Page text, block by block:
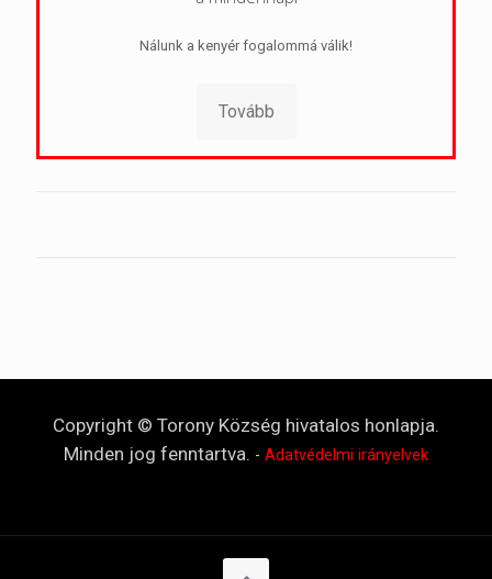
Nálunk a kenyér fogalommá válik!
Tovább
Copyright © Torony Község hivatalos honlapja.
Minden jog fenntartva. - Adatvédelmi irányelvek